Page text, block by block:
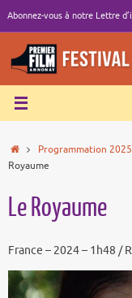
contenu
Abonnez-vous à notre Lettre
AccueilProgrammation 2025
Royaume
Le Royaume
France – 2024 – 1h48 /